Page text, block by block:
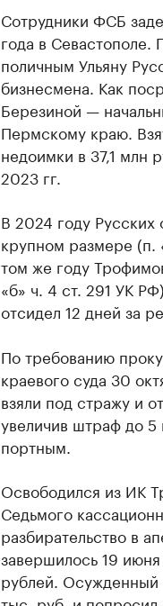
Сотрудники ФСБ
года в
поличным Ульяну
бизнесмена. Как
Березиной —
Пермскому краю.
недоимки в 37,1 млн
2023 гг.
В 2024 году Русских
крупном размере (п.
том же году
«б» ч. 4 ст. 291 УК
отсидел 12 дней за
По требованию
краевого суда 30
взяли под стражу и
увеличив штраф до 5
портным.
Освободился из ИК
Седьмого
разбирательство в
завершилось 19
рублей. Осужденный